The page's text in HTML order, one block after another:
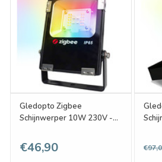
Gledopto Zigbee
Schijnwerper 10W 230V -
€46,90